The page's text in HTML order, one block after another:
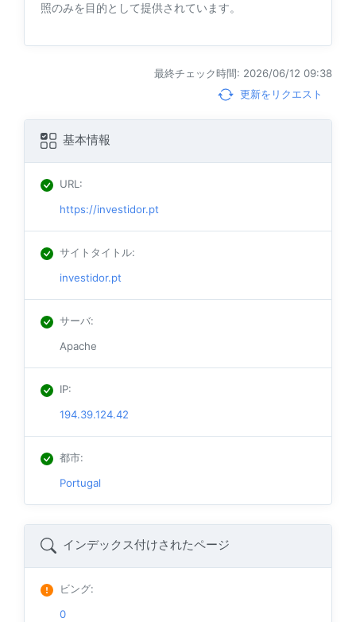
照のみを目的として提供されています。
最終チェック時間: 2026/06/12 09:38
更新をリクエスト
基本情報
URL:
https://investidor.pt
サイトタイトル:
investidor.pt
サーバ:
Apache
IP:
194.39.124.42
都市:
Portugal
インデックス付けされたページ
ビング:
0